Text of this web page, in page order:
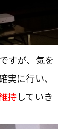
すが、気を
に行い、
持していき